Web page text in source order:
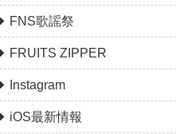
FNS歌謡祭
FRUITS ZIPPER
Instagram
iOS最新情報